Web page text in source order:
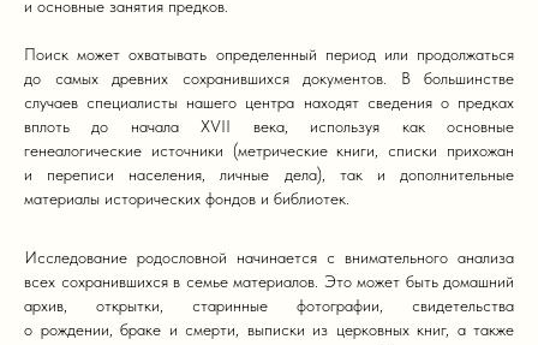
и основные занятия предков.
Поиск может охватывать определенный период или продолжаться
до самых древних сохранившихся документов. В большинстве
случаев специалисты нашего центра находят сведения о предках
вплоть до начала XVII века, используя как основные
генеалогические источники (метрические книги, списки прихожан
и переписи населения, личные дела), так и дополнительные
материалы исторических фондов и библиотек.
Исследование родословной начинается с внимательного анализа
всех сохранившихся в семье материалов. Это может быть домашний
архив, открытки, старинные фотографии, свидетельства
о рождении, браке и смерти, выписки из церковных книг, а также